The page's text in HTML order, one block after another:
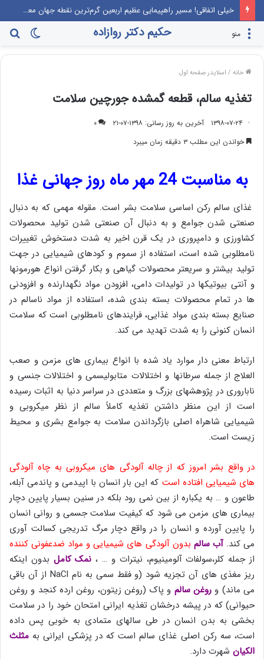
خیلی اتفاقی! مسیر راهپیمایی عظیم اربعین گرم‌ترین نقطه جهان معرفی می‌شود!
تغییر
پوسته
حکیم دکتر روازاده منو
خانه / اسلایدر صفحه اول
تغذیه سالم، قطعه گمشده جورچین سلامت
۱۳۹۸-۰۷-۲۴ آخرین به روز رسانی: ۱۳۹۸-۰۷-۲۱
۰
خواندن این مطلب ۳ دقیقه زمان میبرد
به مناسبت 24 مهر ماه روز جهانی غذا
غذای سالم رکن اساسی سلامت بشر است. مقوله مهمی که به دنبال
صنعتی شدن جوامع و به دنبال آن صنعتی شدن تولید محصولات
کشاورزی و دامپروری در یک قرن اخیر به شدت دستخوش تغییرات
نامطلوبی شده است، استفاده از سموم و کودهای شیمیایی در جهت
تولید بیشتر و سریعتر محصولات گیاهی و بکار گرفتن انواع هورمونها
و آنتی بیوتیکها در تولیدات دامی، افزودن مواد نگهدارنده و افزودنی
ها در تمام محصولات بسته بندی شده، استفاده از مواد ناسالم در
صنایع بسته بندی مواد غذایی، فرایندهای نامطلوبی است که سلامت
انسان کنونی را به شدت تهدید می کند.
ارتباط معنی دار موارد یاد شده با انواع بیماری های مزمن و صعب
العلاج از جمله سرطانها و اختلالات متابولیسمی و اختلالات جنسی و
ناباروری در پژوهشهای بزرگ و متعددی در سراسر دنیا به اثبات رسیده
است از این منظر داشتن تغذیه کاملاً سالم از نظر میکروبی و
شیمیایی شاهراه اصلی بازگرداندن سلامت به جوامع بشری و محیط
زیست است.
در واقع بشر امروز که از چاله آلودگی های میکروبی به چاه آلودگی
های شیمیایی افتاده است که این بار انسان با اپیدمی و پاندمی آبله،
طاعون و … به یکباره از بین نمی رود بلکه در سنین بسیار پایین دچار
بیماری های مزمن می شود که کیفیت سلامت جسمی و روانی انسان
را پایین آورده و انسان را در واقع دچار مرگ تدریجی کسالت آوری
می کند. آب سالم بدون آلودگی های شیمیایی و مواد ضدعفونی کننده
از جمله کلر،سولفات آلومینیوم، نیترات و … ، نمک کامل بدون اینکه
ریز مغذی های آن تجزیه شود (و فقط سمی به نام NaCl از آن باقی
می ماند) و روغن سالم و پاک (روغن زیتون، روغن ارده کنجد و روغن
حیوانی) که در پیشه درخشان تغذیه ایرانی امتحان خود را در سلامت
بخشی به بدن انسان در طی سالهای متمادی به خوبی پس داده
است، سه رکن اصلی غذای سالم است که در پزشکی ایرانی بهمثلث
الکیان شهرت دارد.